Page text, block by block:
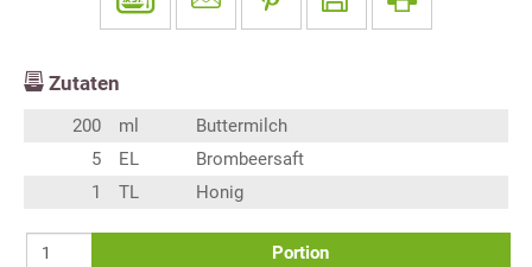
Zutaten
200 ml
Buttermilch
5
EL
Brombeersaft
1
TL Honig
Portion